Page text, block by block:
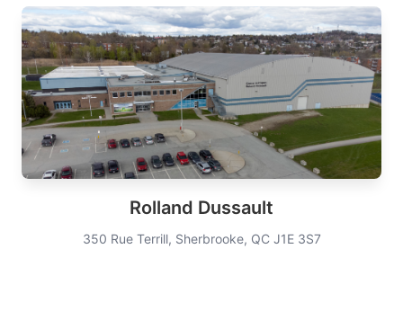
Rolland Dussault
350 Rue Terrill, Sherbrooke, QC J1E 3S7